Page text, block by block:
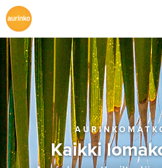
Kaikki